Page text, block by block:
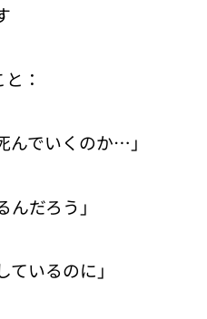
：
んでいくのか…」
だろう」
いるのに」